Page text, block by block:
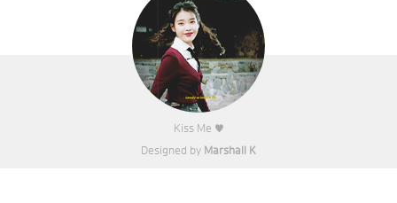
Kiss Me ♥
Designed by Marshall K